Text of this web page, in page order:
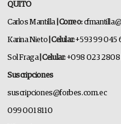
QUITO
Carlos Mantilla | Correo:
Karina Nieto | Celular:+593 99 045
Sol Fraga| Celular:+098 023 2808
Suscripciones
suscripciones@forbes.com.ec
099 001 8110